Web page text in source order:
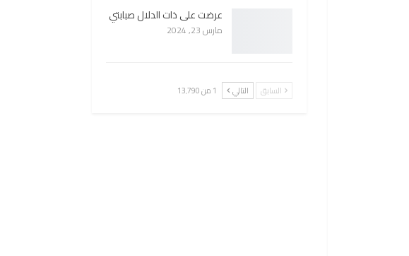
عرضت على ذات الدلال صبابتي
مارس 23, 2024
السابق التالي 1 من 13٬790